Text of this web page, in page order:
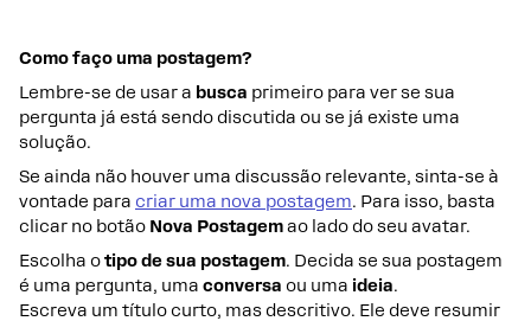
Como faço uma postagem?
Lembre-se de usar a busca primeiro para ver se sua
pergunta já está sendo discutida ou se já existe uma
solução.
Se ainda não houver uma discussão relevante, sinta-se à
vontade para criar uma nova postagem. Para isso, basta
clicar no botão Nova Postagemao lado do seu avatar.
Escolha otipo de sua postagem. Decida se sua postagem
é uma pergunta, uma conversa ou uma ideia.
Escreva um título curto, mas descritivo. Ele deve resumir